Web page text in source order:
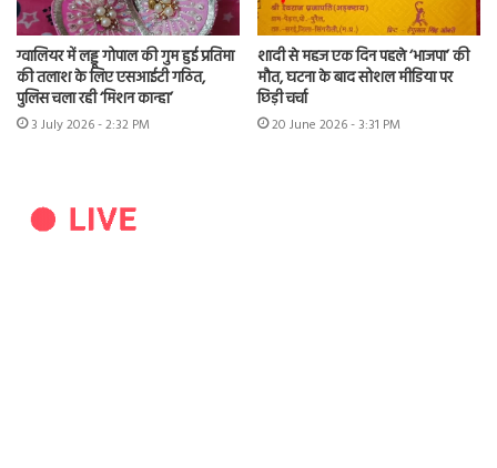
ग्वालियर में लड्डू गोपाल की गुम हुई प्रतिमा
की तलाश के लिए एसआईटी गठित,
पुलिस चला रही ‘मिशन कान्हा’
3 July 2026 - 2:32 PM
शादी से महज एक दिन पहले ‘भाजपा’ की
मौत, घटना के बाद सोशल मीडिया पर
छिड़ी चर्चा
20 June 2026 - 3:31 PM